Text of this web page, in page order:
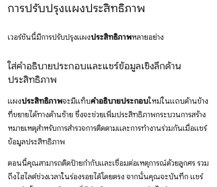
การปรับปรุงแผงประสิทธิภาพ
เวอร์ชันนี้มีการปรับปรุงแผงประสิทธิภาพหลายอย่าง
ใส่คำอธิบายประกอบและแชร์ข้อมูลเชิงลึกด้าน
ประสิทธิภาพ
แผงประสิทธิภาพจะมีแท็บคำอธิบายประกอบใหม่ในแถบด้านข้าง
ที่ขยายได้ทางด้านซ้าย ซึ่งจะช่วยเพิ่มประสิทธิภาพกระบวนการสร้าง
หมายเหตุสำหรับการสำรวจการติดตามและการทำงานร่วมกันเมื่อแชร์
ข้อมูลประสิทธิภาพ
ตอนนี้คุณสามารถติดป้ายกำกับและเชื่อมต่อเหตุการณ์ด้วยลูกศร รวม
ถึงไฮไลต์ช่วงเวลาในร่องรอยได้โดยตรง จากนั้นคุณจะบันทึก แชร์